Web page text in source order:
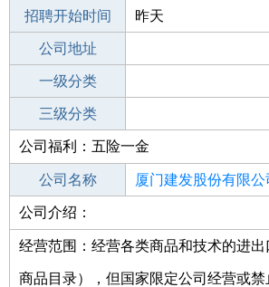
公司电话
招聘开始时间 昨天
招聘结束时间
公司地址
一级分类
二级分类
三级分类
其他行业
公司福利：五险一金
公司名称 厦门建发股份有限公
公司类型
公司介绍：
经营范围：经营各类商品和技术的进
商品目录），但国家限定公司经营或禁